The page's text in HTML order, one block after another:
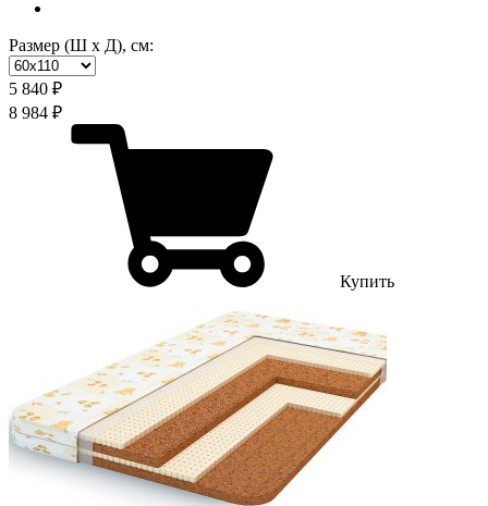
Размер (Ш х Д), см:
5 840 ₽
8 984 ₽
Купить